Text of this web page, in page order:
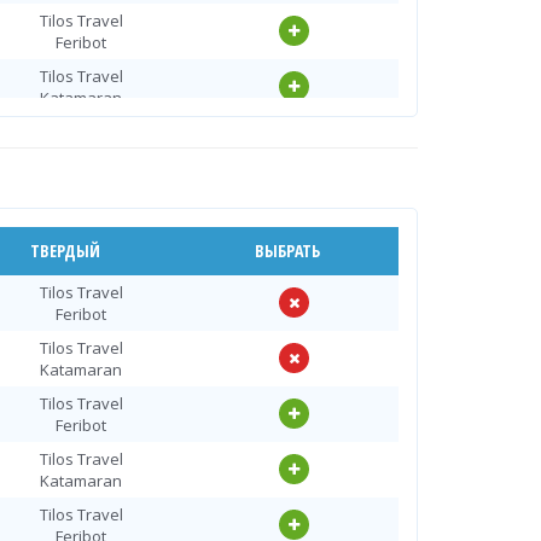
Tilos Travel
Feribot
Tilos Travel
Katamaran
Katamaran
Tilos Travel
Feribot
Tilos Travel
Katamaran
Tilos Travel
Feribot
Tilos Travel
Katamaran
Tilos Travel
Feribot
Tilos Travel
ТВЕРДЫЙ ВЫБРАТЬ
Tilos Travel
Feribot
Tilos Travel
Katamaran
Tilos Travel
Feribot
Tilos Travel
Katamaran
Tilos Travel
Feribot